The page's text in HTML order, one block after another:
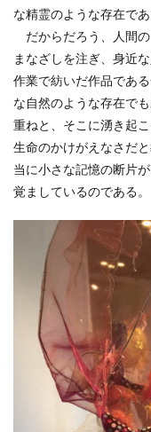
な精霊のような存在であ
だからだろう、人間
まなざしを注ぎ、身近
作業で紡いだ作品であ
な自然のような存在で
重ねと、そこに湧き起
生命のかけがえなさだ
当に小さな記憶の断片
覚ましているのである。